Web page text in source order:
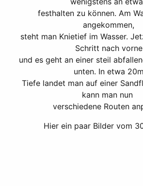
festhalten zu können. Am
angekommen,
steht man Knietief im Wasser.
Schritt nach vorne
und es geht an einer steil
unten. In etwa 20m
Tiefe landet man auf einer
kann man nun
verschiedene Routen
Hier ein paar Bilder vom